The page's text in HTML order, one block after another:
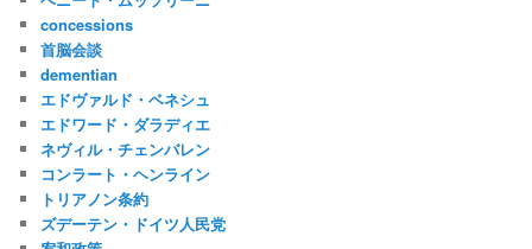
concessions
首脳会談
dementian
エドヴァルド・ベネシュ
エドワード・ダラディエ
ネヴィル・チェンバレン
コンラート・ヘンライン
トリアノン条約
ズデーテン・ドイツ人民党